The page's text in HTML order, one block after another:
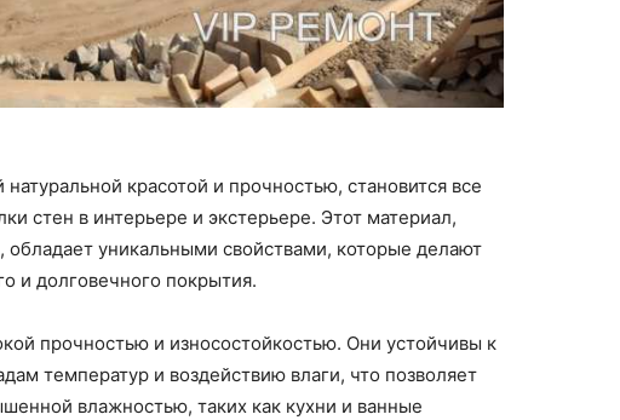
натуральной красотой и прочностью, становится все
стен в интерьере и экстерьере. Этот материал,
уникальными свойствами, которые делают
и долговечного покрытия.
прочностью и износостойкостью. Они устойчивы к
температур и воздействию влаги, что позволяет
влажностью, таких как кухни и ванные